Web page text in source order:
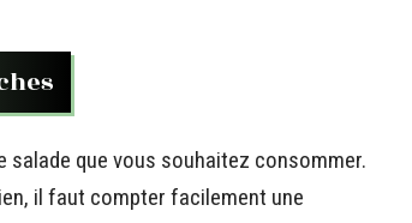
que vous souhaitez consommer.
il faut compter facilement une